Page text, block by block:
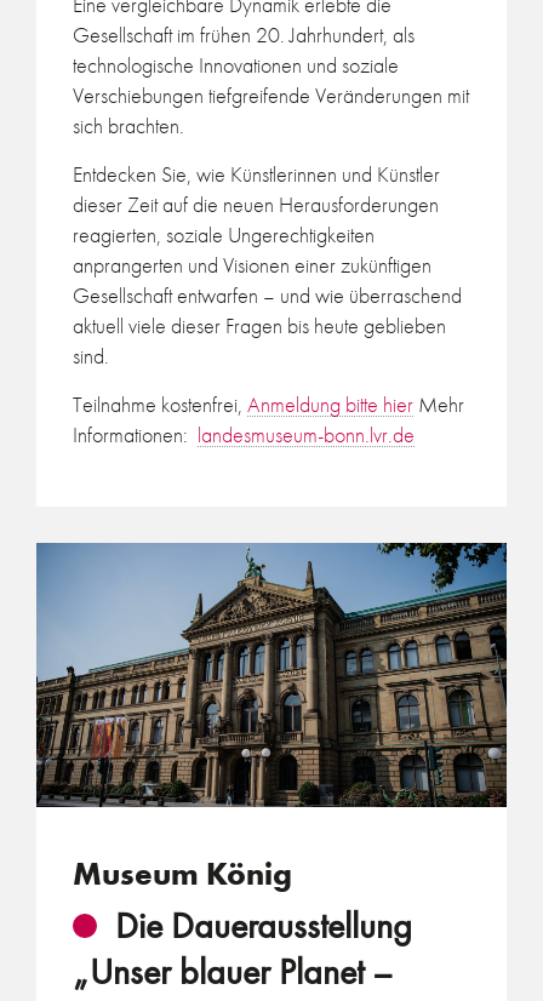
Gesellschaft im frühen 20. Jahrhundert, als
technologische Innovationen und soziale
Verschiebungen tiefgreifende Veränderungen mit
sich brachten.
Entdecken Sie, wie Künstlerinnen und Künstler
dieser Zeit auf die neuen Herausforderungen
reagierten, soziale Ungerechtigkeiten
anprangerten und Visionen einer zukünftigen
Gesellschaft entwarfen – und wie überraschend
aktuell viele dieser Fragen bis heute geblieben
sind.
Teilnahme kostenfrei, Anmeldung bitte hier Mehr
Informationen: landesmuseum-bonn.lvr.de
Museum König
Die Dauerausstellung
„Unser blauer Planet –